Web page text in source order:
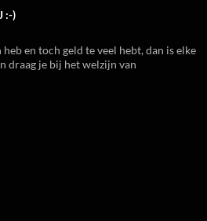
:-)
en toch geld te veel hebt, dan is elke
draag je bij het welzijn van